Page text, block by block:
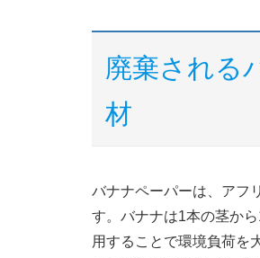
廃棄される
材
バナナペーパーは、アフ
す。バナナは1本の茎か
用することで環境負荷を